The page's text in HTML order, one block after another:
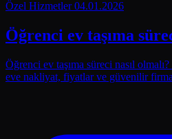
Özel Hizmetler 04.01.2026
Öğrenci ev taşıma
Öğrenci ev taşıma süreci nasıl
eve nakliyat, fiyatlar ve güvenilir